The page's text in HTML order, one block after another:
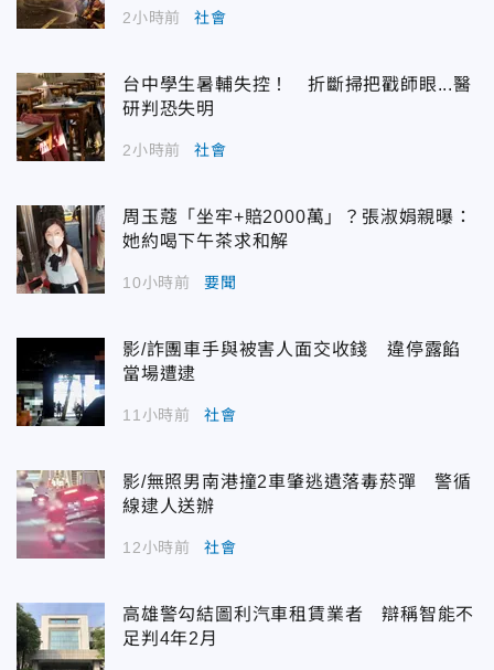
2小時前 社會
台中學生暑輔失控！ 折斷掃把戳師眼...醫
研判恐失明
2小時前 社會
周玉蔻「坐牢+賠2000萬」？張淑娟親曝：
她約喝下午茶求和解
10小時前 要聞
影/詐團車手與被害人面交收錢 違停露餡
當場遭逮
11小時前 社會
影/無照男南港撞2車肇逃遺落毒菸彈 警循
線逮人送辦
12小時前 社會
高雄警勾結圖利汽車租賃業者 辯稱智能不
足判4年2月